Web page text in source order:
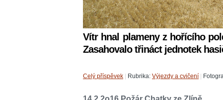
Vítr hnal plameny z hořícího
Zasahovalo třináct jednotek
Celý příspěvek | Rubrika: Výjezdy a cvičení |